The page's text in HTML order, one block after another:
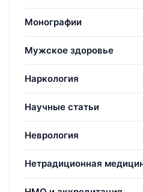
Монографии
Мужское здоровье
Наркология
Научные статьи
Неврология
Нетрадиционная